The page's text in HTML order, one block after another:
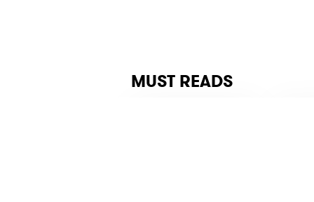
MUST READS